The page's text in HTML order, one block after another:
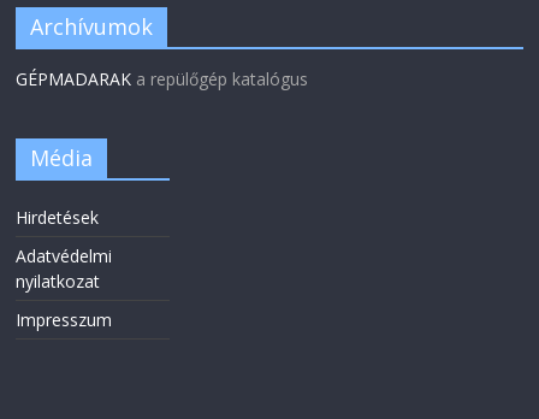
Archívumok
GÉPMADARAK a repülőgép katalógus
Média
Hirdetések
Adatvédelmi
nyilatkozat
Impresszum